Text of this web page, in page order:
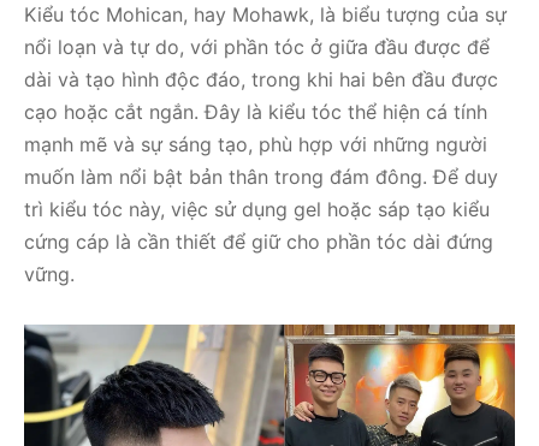
Kiểu tóc Mohican, hay Mohawk, là biểu tượng của sự
nổi loạn và tự do, với phần tóc ở giữa đầu được để
dài và tạo hình độc đáo, trong khi hai bên đầu được
cạo hoặc cắt ngắn. Đây là kiểu tóc thể hiện cá tính
mạnh mẽ và sự sáng tạo, phù hợp với những người
muốn làm nổi bật bản thân trong đám đông. Để duy
trì kiểu tóc này, việc sử dụng gel hoặc sáp tạo kiểu
cứng cáp là cần thiết để giữ cho phần tóc dài đứng
vững.